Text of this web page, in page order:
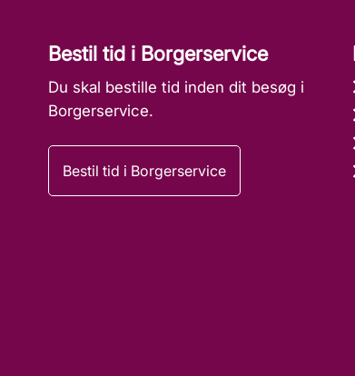
Bestil tid i Borgerservice
Du skal bestille tid inden dit besøg i
Borgerservice.
Bestil tid i Borgerservice